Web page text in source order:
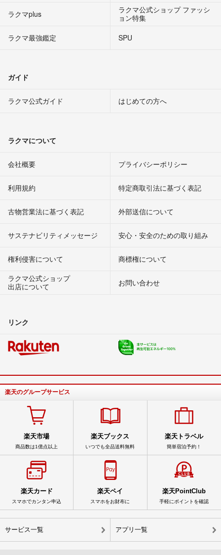
ラクマplus
ラクマ公式ショップ ファッシ
ョン特集
ラクマ最強鑑定
SPU
ガイド
ラクマ公式ガイド はじめての方へ
ラクマについて
会社概要 プライバシーポリシー
利用規約 特定商取引法に基づく表記
古物営業法に基づく表記 外部送信について
サステナビリティメッセージ 安心・安全のための取り組み
権利侵害について
商標権について
ラクマ公式ショップ
出店について
お問い合わせ
リンク
楽天のグループサービス
楽天市場
商品数は1億点以上
楽天ブックス
いつでも全品送料無料
楽天トラベル
簡単宿泊予約！
楽天カード
スマホでカンタン申込
楽天ペイ
スマホをお財布に
楽天PointClub
手軽にポイントを確認
サービス一覧 アプリ一覧